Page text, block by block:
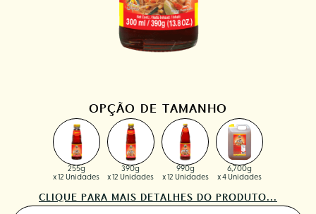
OPÇÃO DE TAMANHO
255g
x 12 Unidades
390g
x 12 Unidades
990g
x 12 Unidades
6,700g
x 4 Unidades
CLIQUE PARA MAIS DETALHES DO PRODUTO...